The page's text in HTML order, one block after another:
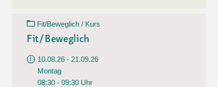
Fit/Beweglich / Kurs
Fit/Beweglich
10.08.26 - 21.09.26
Montag
08:30 - 09:30 Uhr